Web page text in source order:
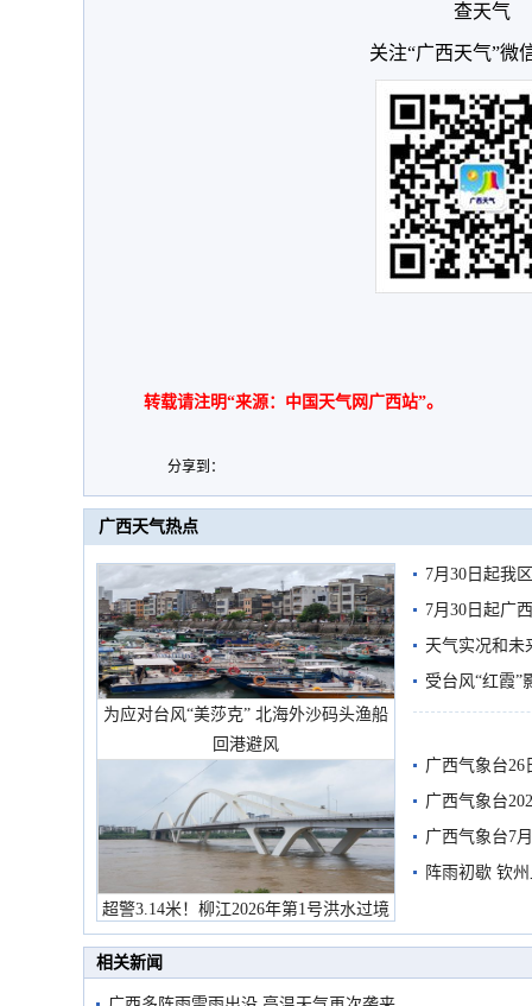
查天气
关注“广西天气”微
转载请注明“来源：中国天气网广西站”。
分享到：
广西天气热点
为应对台风“美莎克” 北海外沙码头渔船
回港避风
超警3.14米！柳江2026年第1号洪水过境
市民在堤岸见证汛况
7月30日起我
7月30日起广
天气实况和未
受台风“红霞”
有较强降雨
广西气象台26
广西气象台
预警
广西气象台7
阵雨初歇 钦
相关新闻